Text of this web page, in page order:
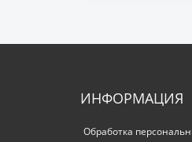
ИНФОРМАЦИЯ
Обработка